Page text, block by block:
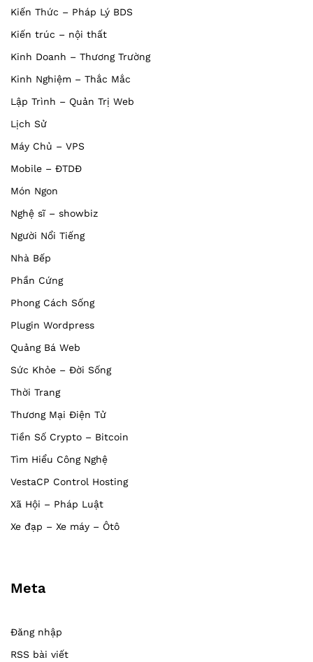
Kiến Thức – Pháp Lý BDS
Kiến trúc – nội thất
Kinh Doanh – Thương Trường
Kinh Nghiệm – Thắc Mắc
Lập Trình – Quản Trị Web
Lịch Sử
Máy Chủ – VPS
Mobile – ĐTDĐ
Món Ngon
Nghệ sĩ – showbiz
Người Nổi Tiếng
Nhà Bếp
Phần Cứng
Phong Cách Sống
Plugin Wordpress
Quảng Bá Web
Sức Khỏe – Đời Sống
Thời Trang
Thương Mại Điện Tử
Tiền Số Crypto – Bitcoin
Tìm Hiểu Công Nghệ
VestaCP Control Hosting
Xã Hội – Pháp Luật
Xe đạp – Xe máy – Ôtô
Meta
Đăng nhập
RSS bài viết